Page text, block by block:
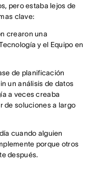
pero estaba lejos de
clave:
crearon una
y el Equipo en
de planificación
un análisis de datos
a veces creaba
de soluciones a largo
cuando alguien
porque otros
después.